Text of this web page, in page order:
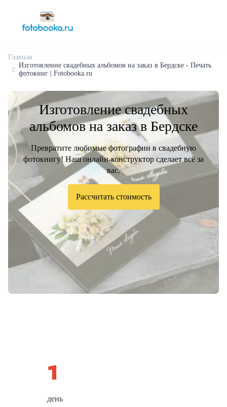
Главная
Изготовление свадебных альбомов на заказ в Бердске - Печать
фотокниг | Fotobooka.ru
Изготовление свадебных
альбомов на заказ в Бердске
Превратите любимые фотографии в свадебную
фотокнигу! Наш онлайн-конструктор сделает всё за
вас.
Рассчитать стоимость
день